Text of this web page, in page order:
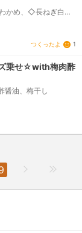
かめ、◇長ねぎ白、
)、◇酢、◇サラダ
つくったよ 1
乗せ☆with梅肉酢
醤油、梅干し